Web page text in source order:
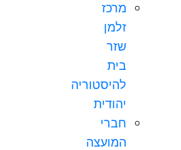
מרכז
זלמן
שזר
בית
להיסטוריה
יהודית
חברי
המועצה